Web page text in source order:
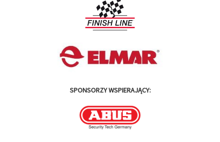
SPONSORZY WSPIERAJĄCY: